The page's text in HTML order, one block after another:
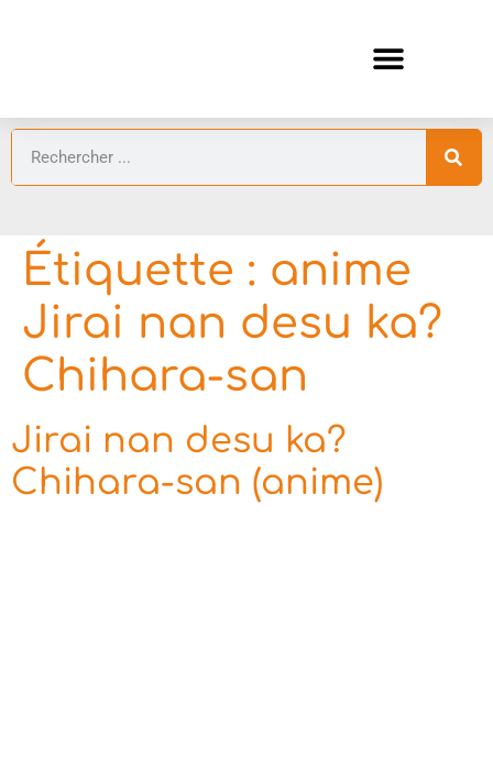
Étiquette : anime
Jirai nan desu ka?
Chihara-san
Jirai nan desu ka?
Chihara-san (anime)